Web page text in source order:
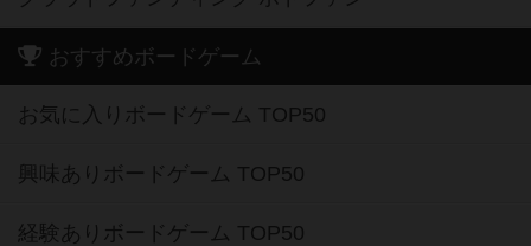
おすすめボードゲーム
お気に入りボードゲーム TOP50
興味ありボードゲーム TOP50
経験ありボードゲーム TOP50